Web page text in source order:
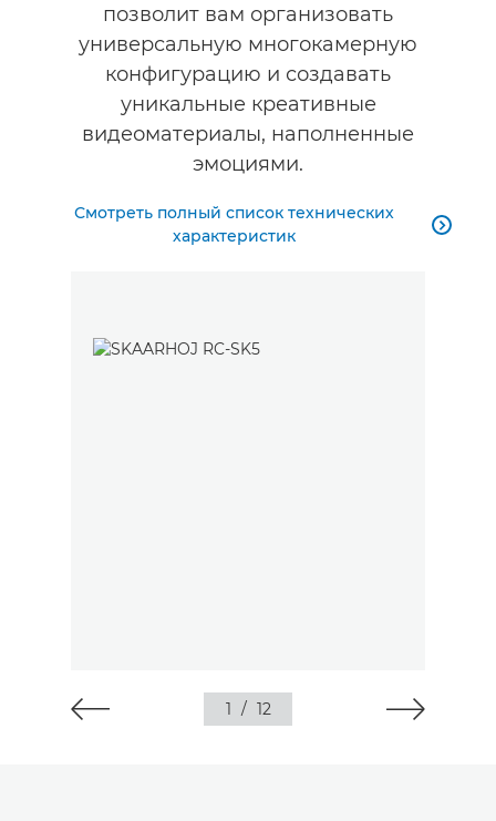
позволит вам организовать
универсальную многокамерную
конфигурацию и создавать
уникальные креативные
видеоматериалы, наполненные
эмоциями.
Смотреть полный список технических
характеристик

1 / 12